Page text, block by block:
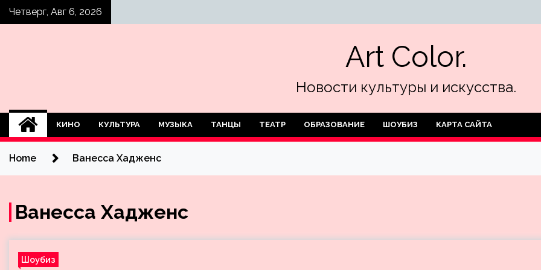
SkipЧетверг, Авг 6, 2026
Art Color.
Новости культуры и искусства.
КИНО КУЛЬТУРА МУЗЫКА ТАНЦЫ ТЕАТР ОБРАЗОВАНИЕ ШОУБИЗ КАРТА САЙТА
Home Ванесса Хадженс
Ванесса Хадженс
Шоубиз